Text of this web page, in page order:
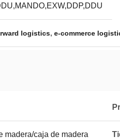
logistics, e-commerce
madera/caja de madera